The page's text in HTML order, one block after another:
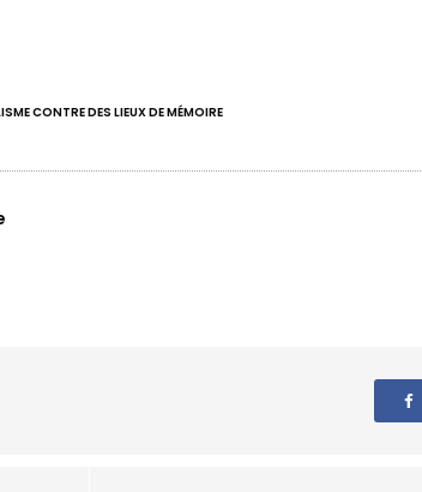
CONTRE DES LIEUX DE MÉMOIRE